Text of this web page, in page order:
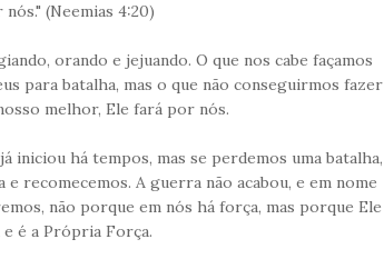
(Neemias 4:20)
orando e jejuando. O que nos cabe façamos
para batalha, mas o que não conseguirmos fazer
melhor, Ele fará por nós.
iniciou há tempos, mas se perdemos uma batalha,
e recomecemos. A guerra não acabou, e em nome
não porque em nós há força, mas porque Ele
e é a Própria Força.